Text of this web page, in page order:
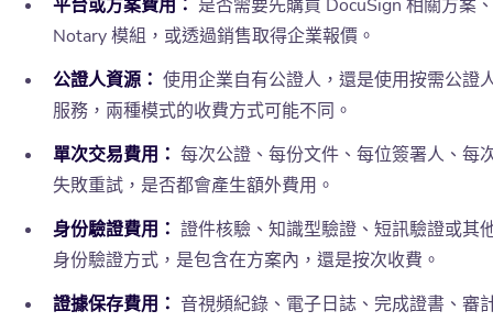
平台或方案費用： 是否需要先購買 DocuSign 相關方案、
Notary 模組，或透過銷售取得企業報價。
公證人資源： 使用企業自有公證人，還是使用按需公證
服務，兩種模式的收費方式可能不同。
單次交易費用： 每次公證、每份文件、每位簽署人、每
失敗重試，是否都會產生額外費用。
身份驗證費用： 證件核驗、知識型驗證、短訊驗證或其
身份驗證方式，是包含在方案內，還是按次收費。
證據保存費用： 音視頻紀錄、電子日誌、完成證書、審